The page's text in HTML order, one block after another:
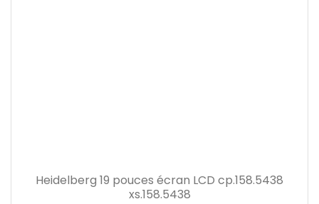
Heidelberg 19 pouces écran LCD cp.158.5438
xs.158.5438